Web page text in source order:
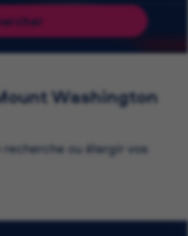
Washington
recherche ou élargir vos